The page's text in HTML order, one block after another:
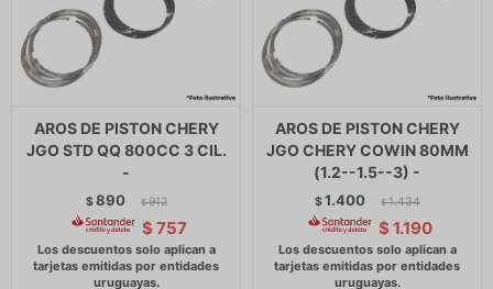
AROS DE PISTON CHERY
JGO STD QQ 800CC 3 CIL.
-
$890 $ 912
$ 757
AROS DE PISTON CHERY
JGO CHERY COWIN 80MM
(1.2--1.5--3) -
$1.400 $ 1.434
$ 1.190